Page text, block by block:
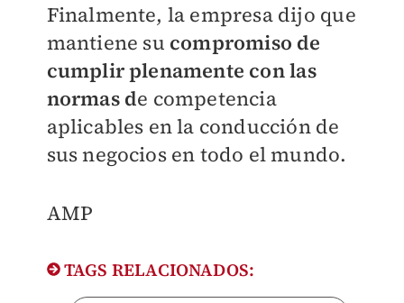
Finalmente, la empresa dijo que
mantiene su compromiso de
cumplir plenamente con las
normas de competencia
aplicables en la conducción de
sus negocios en todo el mundo.
AMP
TAGS RELACIONADOS: